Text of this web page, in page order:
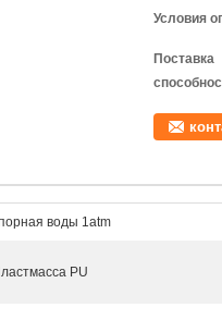
Условия
Поставка
воды 1atm
PU